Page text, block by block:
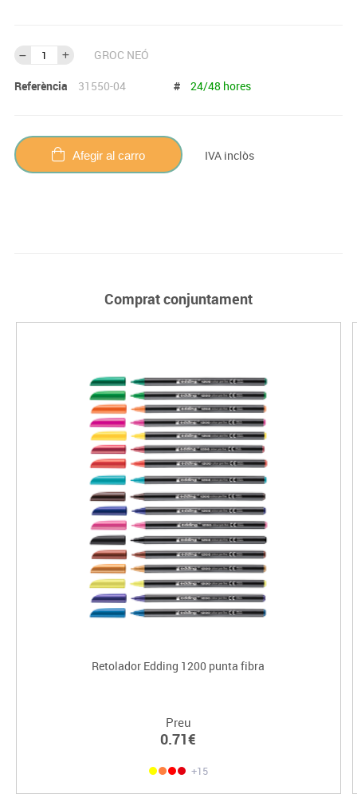
GROC NEÓ
Referència 31550-04 # 24/48 hores
Afegir al carro IVA inclòs
Comprat conjuntament
Retolador Edding 1200 punta fibra
Preu
0.71€
+15